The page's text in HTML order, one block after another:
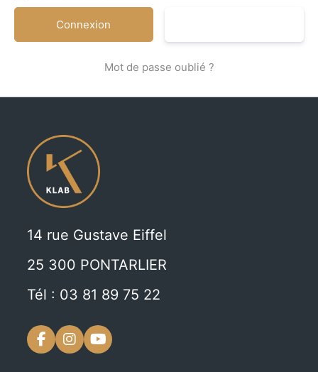
Mot de passe oublié ?
14 rue Gustave Eiffel
25 300 PONTARLIER
Tél : 03 81 89 75 22